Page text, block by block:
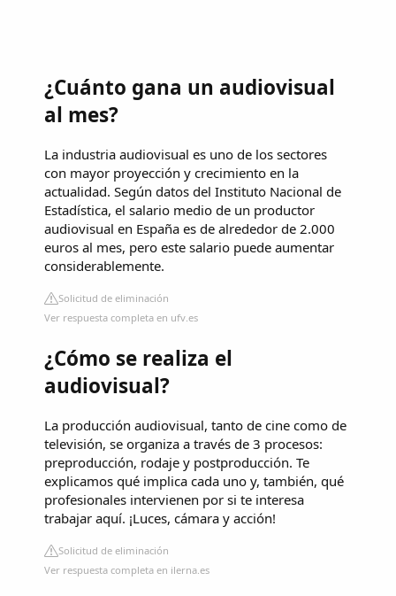
¿Cuánto gana un audiovisual
al mes?
La industria audiovisual es uno de los sectores
con mayor proyección y crecimiento en la
actualidad. Según datos del Instituto Nacional de
Estadística, el salario medio de un productor
audiovisual en España es de alrededor de 2.000
euros al mes, pero este salario puede aumentar
considerablemente.
Solicitud de eliminación
Ver respuesta completa en ufv.es
¿Cómo se realiza el
audiovisual?
La producción audiovisual, tanto de cine como de
televisión, se organiza a través de 3 procesos:
preproducción, rodaje y postproducción. Te
explicamos qué implica cada uno y, también, qué
profesionales intervienen por si te interesa
trabajar aquí. ¡Luces, cámara y acción!
Solicitud de eliminación
Ver respuesta completa en ilerna.es